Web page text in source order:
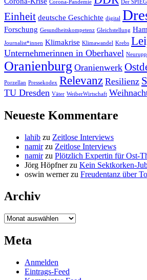
Corona-Pandemie Der
Einheit deutsche Geschichte digital
Forschung Gesundheitskompetenz Gleichstellung
Journalist*innen Klimakrise Klimawandel Krebs
Unternehmerinnen in Oberhavel
Oranienburg Oranienwerk
Porzellan Pressekodex Relevanz Resilienz
TU Dresden Väter WeiberWirtschaft
Neueste Kommentare
lahib zu Zeitlose Interviews
namirzu Zeitlose Interviews
namirzu Plötzlich Expertin für Ost-
Jörg Höpfnerzu Kein Sektkorken-
oswin wernerzu Freudentanz über
Archiv
Archiv
Meta
Anmelden
Eintrags-Feed